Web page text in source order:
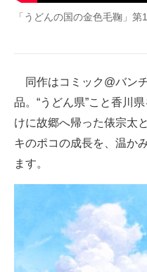
ITエンジニア向け専門サイト
企業向けIT製品の総合サイト
IT製品の技術・比較・事例
製造業のIT導入・活用を支援
モノづくり技術者専門サイト
電子設計の基本と応用
エネルギーの専門メディア
建設×テクノロジーの最前線
「うどんの国の金色毛鞠」第
同作はコミック@バン
品。“うどん県”こと香川
けに故郷へ帰った俵宗太
キのポコの成長を、温か
ます。